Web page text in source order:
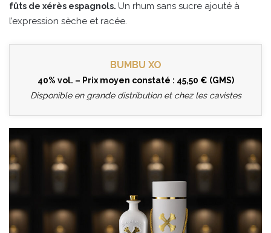
fûts de xérès espagnols. Un rhum sans sucre ajouté à
l’expression sèche et racée.
BUMBU XO
40% vol. – Prix moyen constaté : 45,50 € (GMS)
Disponible en grande distribution et chez les cavistes